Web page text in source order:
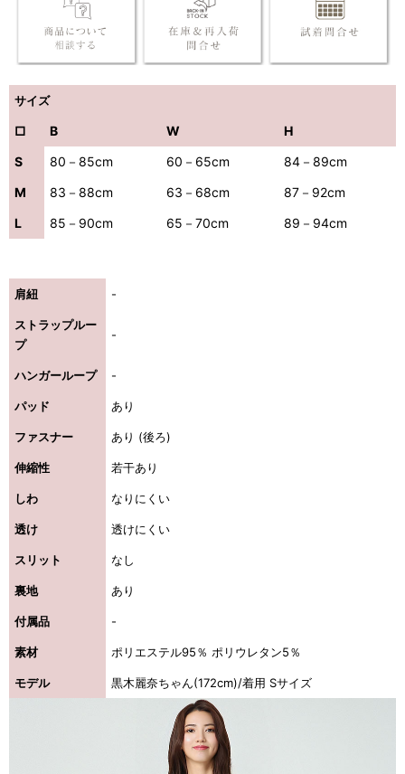
サイズ
□ B W
H
S
80－85cm 60－65cm
84－89cm
M
83－88cm 63－68cm
87－92cm
L
85－90cm 65－70cm 89－94cm
肩紐 -
ストラップルー
プ
-
ハンガーループ -
パッド あり
ファスナー あり (後ろ)
伸縮性 若干あり
しわ なりにくい
透け 透けにくい
スリット なし
裏地 あり
付属品 -
素材 ポリエステル95％ ポリウレタン5％
モデル 黒木麗奈ちゃん(172cm)/着用 Sサイズ